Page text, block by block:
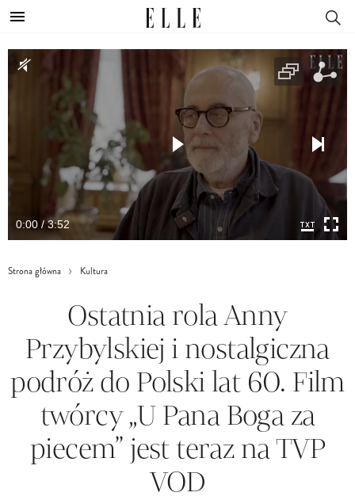
0:00 / 3:52
Strona główna Kultura
Ostatnia rola Anny
Przybylskiej i nostalgiczna
podróż do Polski lat 60. Film
twórcy „U Pana Boga za
piecem” jest teraz na TVP
VOD